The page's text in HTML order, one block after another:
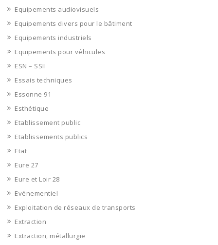
Equipements audiovisuels
Equipements divers pour le bâtiment
Equipements industriels
Equipements pour véhicules
ESN – SSII
Essais techniques
Essonne 91
Esthétique
Etablissement public
Etablissements publics
Etat
Eure 27
Eure et Loir 28
Evénementiel
Exploitation de réseaux de transports
Extraction
Extraction, métallurgie